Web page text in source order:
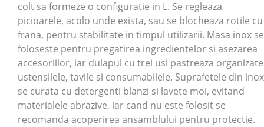
colt sa formeze o configuratie in L. Se regleaza
picioarele, acolo unde exista, sau se blocheaza rotile cu
frana, pentru stabilitate in timpul utilizarii. Masa inox se
foloseste pentru pregatirea ingredientelor si asezarea
accesoriilor, iar dulapul cu trei usi pastreaza organizate
ustensilele, tavile si consumabilele. Suprafetele din inox
se curata cu detergenti blanzi si lavete moi, evitand
materialele abrazive, iar cand nu este folosit se
recomanda acoperirea ansamblului pentru protectie.